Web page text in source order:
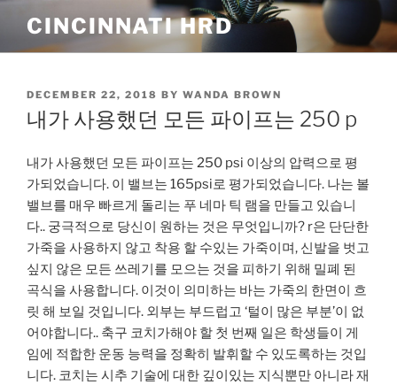
content
CINCINNATI HRD
POSTED
ON
DECEMBER 22, 2018 BY WANDA BROWN
내가 사용했던 모든 파이프는 250 p
내가 사용했던 모든 파이프는 250 psi 이상의 압력으로 평
가되었습니다. 이 밸브는 165psi로 평가되었습니다. 나는 볼
밸브를 매우 빠르게 돌리는 푸 네마 틱 램을 만들고 있습니
다.. 궁극적으로 당신이 원하는 것은 무엇입니까? r은 단단한
가죽을 사용하지 않고 착용 할 수있는 가죽이며, 신발을 벗고
싶지 않은 모든 쓰레기를 모으는 것을 피하기 위해 밀폐 된
곡식을 사용합니다. 이것이 의미하는 바는 가죽의 한면이 흐
릿 해 보일 것입니다. 외부는 부드럽고 ‘털이 많은 부분’이 없
어야합니다.. 축구 코치가해야 할 첫 번째 일은 학생들이 게
임에 적합한 운동 능력을 정확히 발휘할 수 있도록하는 것입
니다. 코치는 시추 기술에 대한 깊이있는 지식뿐만 아니라 재